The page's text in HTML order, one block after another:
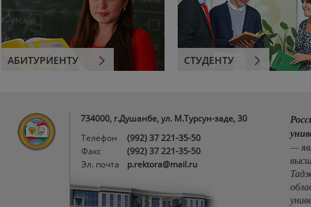
АБИТУРИЕНТУ СТУДЕНТУ
734000, г.Душанбе, ул. М.Турсун-заде, 30
Телефон
(992) 37 221-35-50
Факс
(992) 37 221-35-50
Эл. почта
p.rektora@mail.ru
—